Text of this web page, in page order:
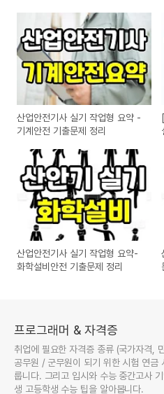
산업안전기사 실기 작업형 요약 -
기계안전 기출문제 정리
산업안전기사 실기 작업형 요약-
화학설비안전 기출문제 정리
프로그래머 & 자격증
취업에 필요한 자격증 종류 (국가자격,
공무원 / 군무원이 되기 위한 시험 연금
룹니다. 그리고 입시와 수능 중간고사
생 고등학생 수능 팁을 알아봅니다.